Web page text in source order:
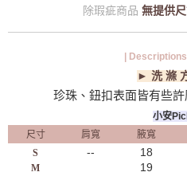
除瑕疵商品 無提供
| Descriptions
► 洗 滌
珍珠、鈕扣表面皆有些
小安
尺寸
肩寬 腋寬
S
M
--
18
19